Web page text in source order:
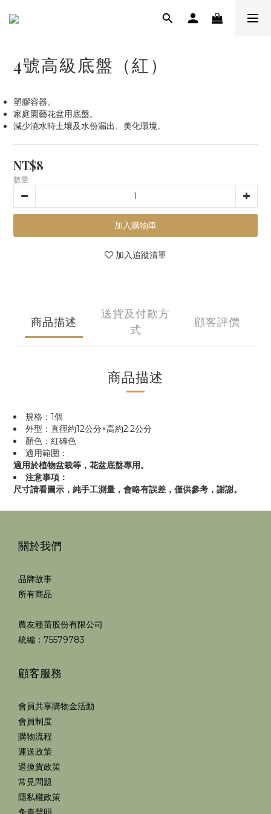
4號高級底盤（紅）
塑膠容器。
家庭園藝花盆用底盤。
減少澆水時土壤及水份漏出、美化環境。
NT$8
數量
加入購物車
加入追蹤清單
商品描述
送貨及付款方
式
顧客評價
商品描述
規格：1個
外型：直徑約12公分×高約2.2公分
顏色：紅磚色
適用範圍：
適用於植物盆栽等，花盆底盤專用。
注意事項：
尺寸請看圖示，純手工測量，會略有誤差，僅供參考，謝謝。
關於我們
品牌故事
所有商品
農友種苗股份有限公司
統編：75579783
顧客服務
會員共享購物金活動
會員制度
購物流程
運送政策
退換貨政策
常見問題
隱私權政策